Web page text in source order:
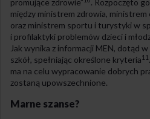
promujące zdrowie”
. Rozpoczęto
między ministrem zdrowia,
oraz ministrem sportu i turystyki w
i profilaktyki problemów dzieci i
Jak wynika z informacji MEN, dotąd
szkół, spełniając określone kryteria11
ma na celu wypracowanie dobrych
zostaną upowszechnione.
Marne szanse?